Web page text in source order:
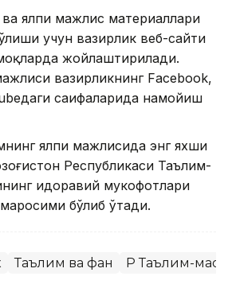
ялпи мажлис материаллари
учун вазирлик веб-сайти
жойлаштирилади.
вазирликнинг Facebook,
саҳифаларида намойиш
ялпи мажлисида энг яхши
Республикаси Таълим-
идоравий мукофотлари
бўлиб ўтади.
Таълим ва фан ҚР Таълим-